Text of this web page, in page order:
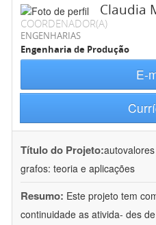
Claudia
COORDENADOR(A)
ENGENHARIAS
Engenharia de Produção
E-
Título do Projeto:
grafos: teoria e aplicações
Resumo: Este projeto tem
continuidade as ativida- des